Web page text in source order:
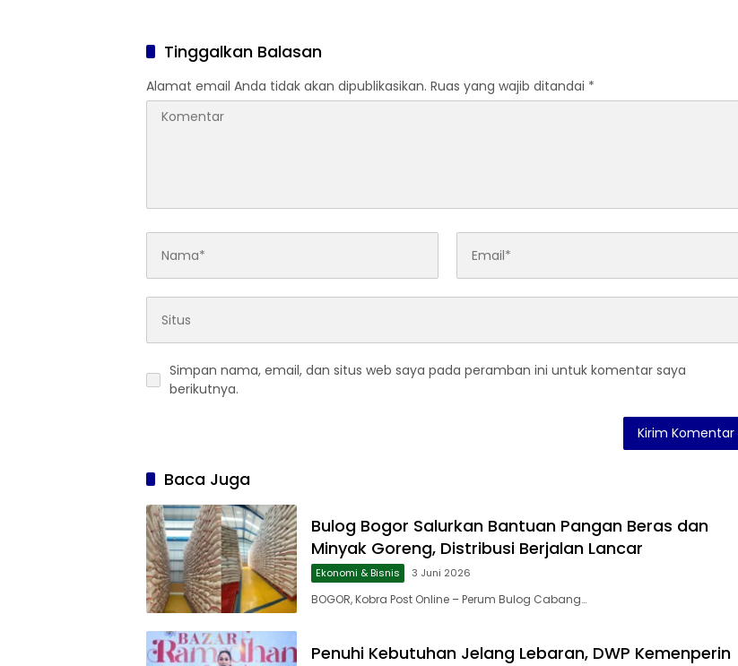
Tinggalkan Balasan
Alamat email Anda tidak akan dipublikasikan. Ruas yang wajib ditandai *
Simpan nama, email, dan situs web saya pada peramban ini untuk komentar saya
berikutnya.
Baca Juga
Bulog Bogor Salurkan Bantuan Pangan Beras dan
Minyak Goreng, Distribusi Berjalan Lancar
Ekonomi & Bisnis 3 Juni 2026
BOGOR, Kobra Post Online – Perum Bulog Cabang…
Penuhi Kebutuhan Jelang Lebaran, DWP Kemenperin